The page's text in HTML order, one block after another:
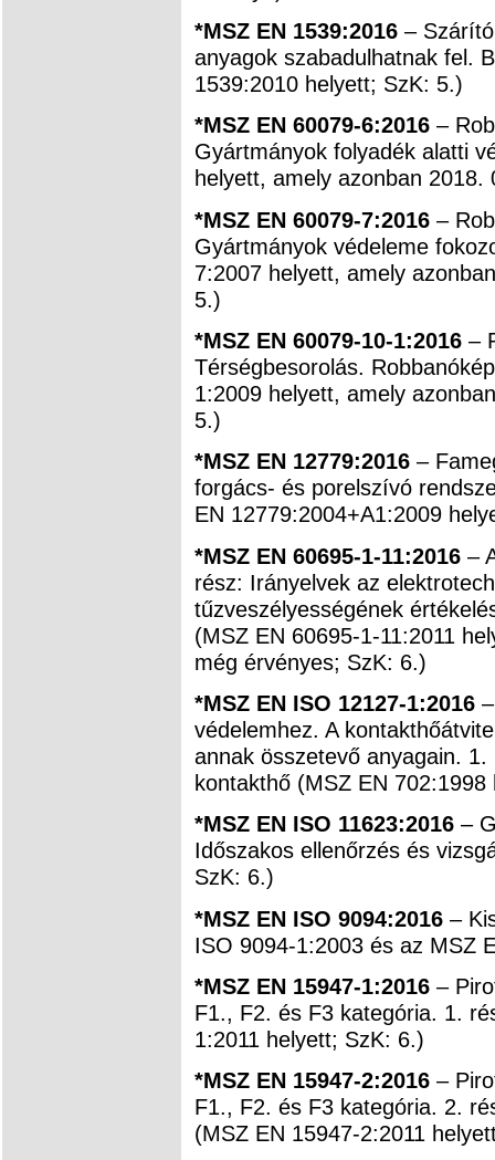
*MSZ EN 1539:2016–
anyagok szabadulhatnak fel.
1539:2010 helyett; SzK: 5.)
*MSZ EN 60079-6:2016–
Gyártmányok folyadék alatti
helyett, amely azonban
*MSZ EN 60079-7:2016–
Gyártmányok védeleme
7:2007 helyett, amely
5.)
*MSZ EN 60079-10-1:2016–
Térségbesorolás.
1:2009 helyett, amely
5.)
*MSZ EN 12779:2016–
forgács- és porelszívó
EN 12779:2004+A1:2009
*MSZ EN 60695-1-11:2016–
rész: Irányelvek az
tűzveszélyességének
(MSZ EN 60695-1-11:2011
még érvényes; SzK: 6.)
*MSZ EN ISO 12127-1:2016–
védelemhez. A
annak összetevő anyagain.
kontakthő (MSZ EN
*MSZ EN ISO 11623:2016–
Időszakos ellenőrzés és
SzK: 6.)
*MSZ EN ISO 9094:2016 –
ISO 9094-1:2003 és az MSZ
*MSZ EN 15947-1:2016 –
F1., F2. és F3 kategória. 1.
1:2011 helyett; SzK: 6.)
*MSZ EN 15947-2:2016 –
F1., F2. és F3 kategória. 2.
(MSZ EN 15947-2:2011